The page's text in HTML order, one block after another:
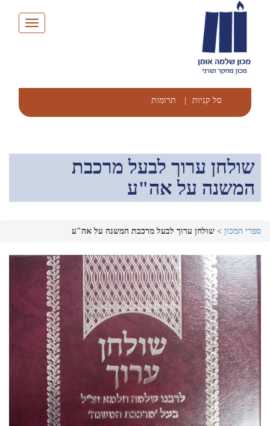
Toggle
סל קניות תרומות
שולחן ערוך לבעל מרכבת
המשנה על אה"ע
ספרי המכון > שולחן ערוך לבעל מרכבת המשנה על אה"ע